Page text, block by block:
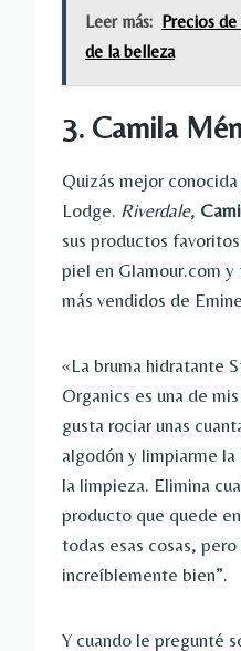
Leer más: Precios
de la belleza
3. Camila
Quizás mejor
Lodge. Riverdale,
sus productos
piel en Glamour.com y
más vendidos de
«La bruma hidratante
Organics es una de
gusta rociar unas
algodón y limpiarme
la limpieza. Elimina
producto que quede
todas esas cosas,
increíblemente bien”.
Y cuando le pregunté